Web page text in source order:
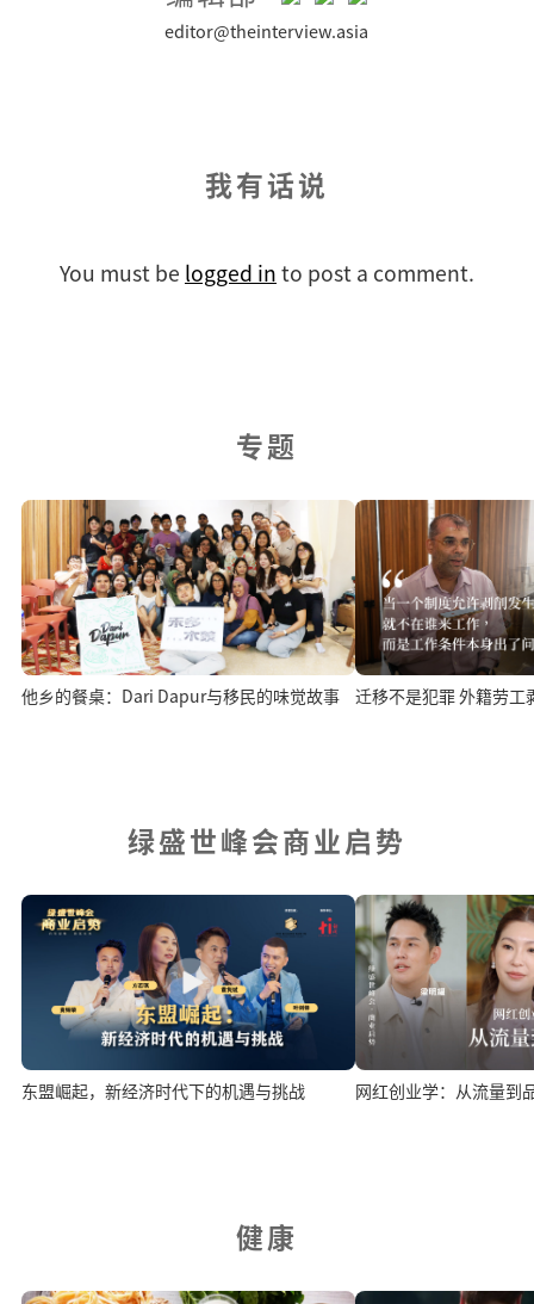
editor@theinterview.asia
我有话说
You must be logged in to post a comment.
专题
他乡的餐桌：Dari Dapur与移民的味觉故事 迁移不是犯罪 外籍劳工
绿盛世峰会商业启势
东盟崛起，新经济时代下的机遇与挑战 网红创业学：从流量到
健康